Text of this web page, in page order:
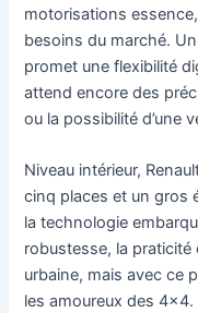
motorisations
besoins du marché.
promet une flexibilité
attend encore des
ou la possibilité d’une
Niveau intérieur,
cinq places et un gros
la technologie
robustesse, la
urbaine, mais avec ce
les amoureux des 4×4.